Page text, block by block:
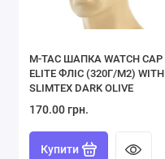
M-TAC ШАПКА WATCH CAP
ELITE ФЛІС (320Г/М2) WITH
SLIMTEX DARK OLIVE
170.00 грн.
Купити